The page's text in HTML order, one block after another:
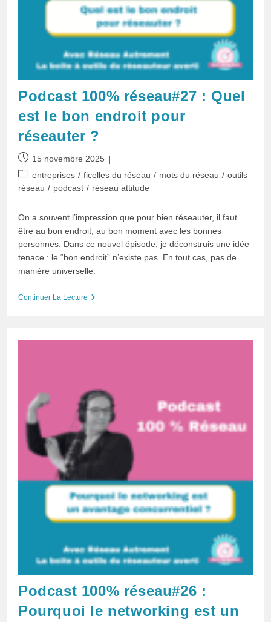
Podcast 100% réseau#27 : Quel
est le bon endroit pour
réseauter ?
Publication
publiée :
15 novembre 2025
Post
category:
entreprises / ficelles du réseau / mots du réseau / outils
réseau / podcast / réseau attitude
On a souvent l’impression que pour bien réseauter, il faut
être au bon endroit, au bon moment avec les bonnes
personnes. Dans ce nouvel épisode, je déconstruis une idée
tenace : le “bon endroit” n’existe pas. En tout cas, pas de
manière universelle.
Continuer La LecturePodcast
Réseauter
?
Podcast 100% réseau#26 :
Pourquoi le networking est un